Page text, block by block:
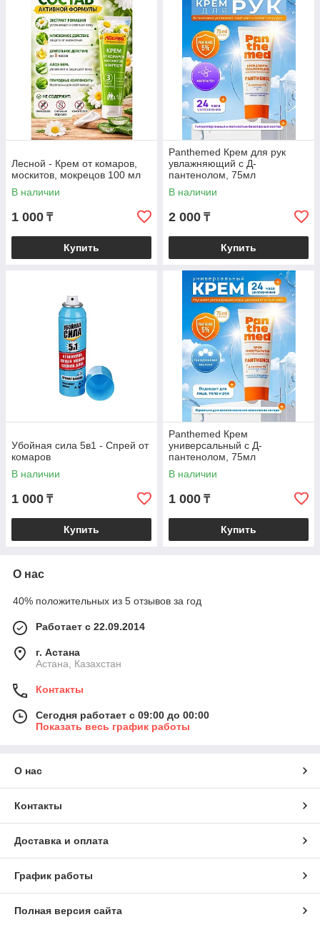
Лесной - Крем от комаров,
москитов, мокрецов 100 мл
В наличии
1 000 ₸
Купить
Panthemed Крем для рук
увлажняющий с Д-
пантенолом, 75мл
В наличии
2 000 ₸
Купить
Убойная сила 5в1 - Спрей от
комаров
В наличии
1 000 ₸
Купить
Panthemed Крем
универсальный с Д-
пантенолом, 75мл
В наличии
1 000 ₸
Купить
О нас
40% положительных из 5 отзывов за год
Работает с 22.09.2014
г. Астана
Астана, Казахстан
Контакты
Сегодня работает с 09:00 до 00:00
Показать весь график работы
О нас
Контакты
Доставка и оплата
График работы
Полная версия сайта